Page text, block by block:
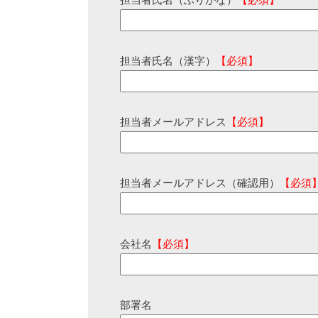
担当者氏名（漢字） 【必須】
担当者メールアドレス 【必須】
担当者メールアドレス（確認用） 【必須
会社名 【必須】
部署名